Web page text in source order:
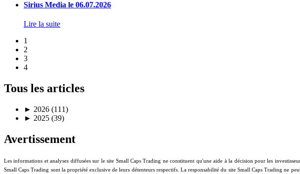
Sirius Media le 06.07.2026
Lire la suite
1
2
3
4
Tous les articles
► 2026 (111)
► 2025 (39)
Avertissement
Les informations et analyses diffusées sur le site Small Caps Trading ne constituent qu'une aide à la décision pour les
Small Caps Trading sont la propriété exclusive de leurs détenteurs respectifs. La responsabilité du site Small Caps Trading ne